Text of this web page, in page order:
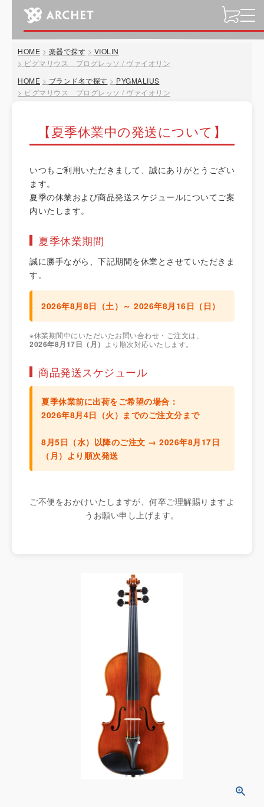
t
o
g
HOME 楽器で探す
VIOLIN
ピグマリウス プログレッソ / ヴァイオリン
HOME
ブランド名で探す
PYGMALIUS
ピグマリウス プログレッソ / ヴァイオリン
【夏季休業中の発送について】
いつもご利用いただきまして、誠にありがとうござい
ます。
夏季の休業および商品発送スケジュールについてご案
内いたします。
夏季休業期間
誠に勝手ながら、下記期間を休業とさせていただきま
す。
2026年8月8日（土）～ 2026年8月16日（日）
※休業期間中にいただいたお問い合わせ・ご注文は、
2026年8月17日（月） より順次対応いたします。
商品発送スケジュール
夏季休業前に出荷をご希望の場合：
2026年8月4日（火）までのご注文分まで
8月5日（水）以降のご注文 → 2026年8月17日
（月）より順次発送
ご不便をおかけいたしますが、何卒ご理解賜りますよ
うお願い申し上げます。